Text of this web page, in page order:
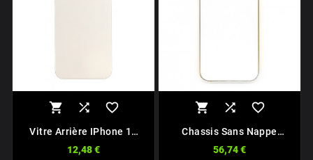
  
Vitre Arrière IPhone 13
12,48 €
  
Chassis Sans Nappe
56,74 €